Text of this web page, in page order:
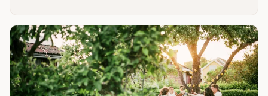
og
forsikring